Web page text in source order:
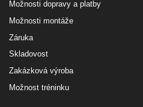
Možnosti dopravy a platby
Možnosti montáže
Záruka
Skladovost
Zakázková výroba
Možnost tréninku